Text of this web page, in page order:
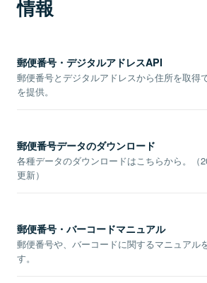
情報
郵便番号・デジタルアドレスAPI
郵便番号とデジタルアドレスから住所を取得
を提供。
郵便番号データのダウンロード
各種データのダウンロードはこちらから。（
更新）
郵便番号・バーコードマニュアル
郵便番号や、バーコードに関するマニュアル
す。